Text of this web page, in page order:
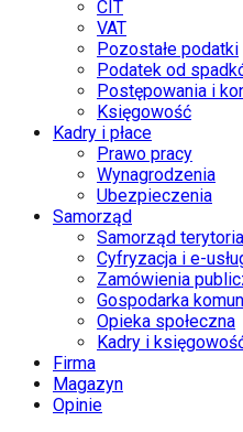
CIT
VAT
Pozostałe podatki
Podatek od
Postępowania i
Księgowość
Kadry i płace
Prawo pracy
Wynagrodzenia
Ubezpieczenia
Samorząd
Samorząd
Cyfryzacja i e-
Zamówienia
Gospodarka
Opieka społeczna
Kadry i
Firma
Magazyn
Opinie